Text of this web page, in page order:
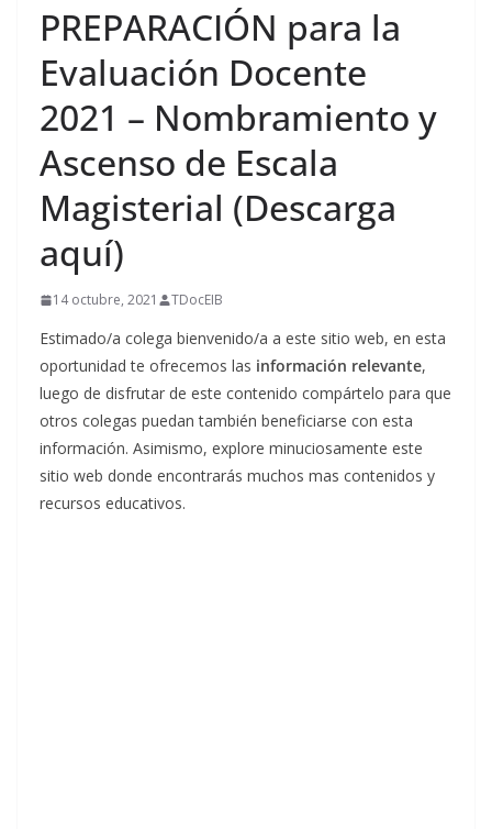
PREPARACIÓN para la
Evaluación Docente
2021 – Nombramiento y
Ascenso de Escala
Magisterial (Descarga
aquí)
14 octubre, 2021 TDocEIB
Estimado/a colega bienvenido/a a este sitio web, en esta
oportunidad te ofrecemos las información relevante,
luego de disfrutar de este contenido compártelo para que
otros colegas puedan también beneficiarse con esta
información. Asimismo, explore minuciosamente este
sitio web donde encontrarás muchos mas contenidos y
recursos educativos.